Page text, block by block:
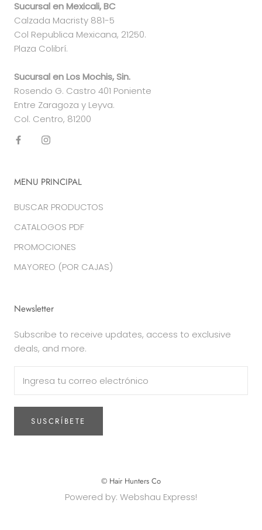
Sucursal en Mexicali, BC
Calzada Macristy 881-5
Col Republica Mexicana, 21250.
Plaza Colibrí.
Sucursal en Los Mochis, Sin.
Rosendo G. Castro 401 Poniente
Entre Zaragoza y Leyva.
Col. Centro, 81200
MENU PRINCIPAL
BUSCAR PRODUCTOS
CATALOGOS PDF
PROMOCIONES
MAYOREO (POR CAJAS)
Newsletter
Subscribe to receive updates, access to exclusive
deals, and more.
SUSCRÍBETE
© Hair Hunters Co
Powered by: Webshau Express!